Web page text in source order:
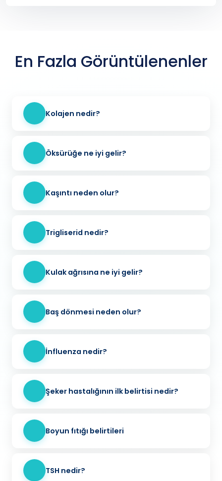
En Fazla Görüntülenenler
Kolajen nedir?
Öksürüğe ne iyi gelir?
Kaşıntı neden olur?
Trigliserid nedir?
Kulak ağrısına ne iyi gelir?
Baş dönmesi neden olur?
İnfluenza nedir?
Şeker hastalığının ilk belirtisi nedir?
Boyun fıtığı belirtileri
TSH nedir?